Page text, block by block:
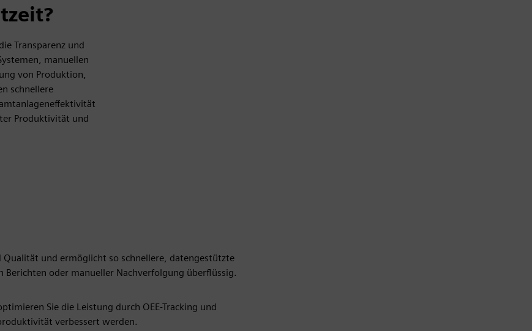
Transparenz und
manuellen
von Produktion,
schnellere
Produktivität und
und ermöglicht so schnellere, datengestützte
oder manueller Nachverfolgung überflüssig.
Sie die Leistung durch OEE-Tracking und
verbessert werden.